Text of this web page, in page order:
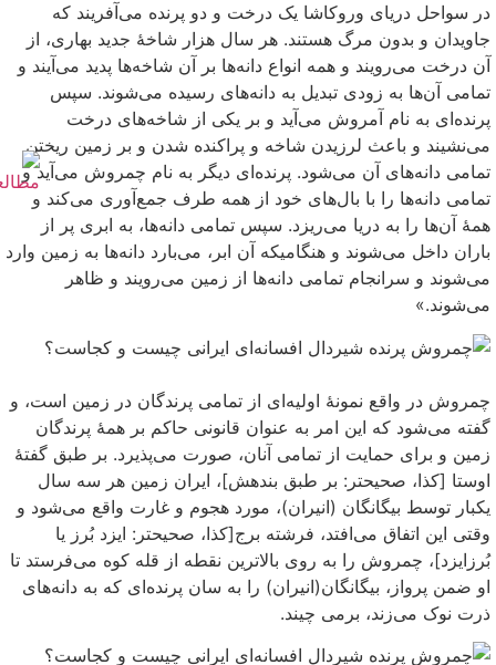
در سواحل دریای وروکاشا یک درخت و دو پرنده می‌آفریند که
جاویدان و بدون مرگ هستند. هر سال هزار شاخهٔ جدید بهاری، از
آن درخت می‌رویند و همه انواع دانه‌ها بر آن شاخه‌ها پدید می‌آیند و
تمامی آن‌ها به زودی تبدیل به دانه‌های رسیده می‌شوند. سپس
پرنده‌ای به نام آمروش می‌آید و بر یکی از شاخه‌های درخت
می‌نشیند و باعث لرزیدن شاخه و پراکنده شدن و بر زمین ریختن
تمامی دانه‌های آن می‌شود. پرنده‌ای دیگر به نام چمروش می‌آید و
تمامی دانه‌ها را با بال‌های خود از همه طرف جمع‌آوری می‌کند و
همهٔ آن‌ها را به دریا می‌ریزد. سپس تمامی دانه‌ها، به ابری پر از
باران داخل می‌شوند و هنگامیکه آن ابر، می‌بارد دانه‌ها به زمین وارد
می‌شوند و سرانجام تمامی دانه‌ها از زمین می‌رویند و ظاهر
می‌شوند.»
چمروش در واقع نمونهٔ اولیه‌ای از تمامی پرندگان در زمین است، و
گفته می‌شود که این امر به عنوان قانونی حاکم بر همهٔ پرندگان
زمین و برای حمایت از تمامی آنان، صورت می‌پذیرد. بر طبق گفتهٔ
اوستا [کذا، صحیحتر: بر طبق بندهش]، ایران زمین هر سه سال
یکبار توسط بیگانگان (انیران)، مورد هجوم و غارت واقع می‌شود و
وقتی این اتفاق می‌افتد، فرشته برج[کذا، صحیحتر: ایزد بُرز یا
بُرزایزد]، چمروش را به روی بالاترین نقطه از قله کوه می‌فرستد تا
او ضمن پرواز، بیگانگان(انیران) را به سان پرنده‌ای که به دانه‌های
ذرت نوک می‌زند، برمی چیند.